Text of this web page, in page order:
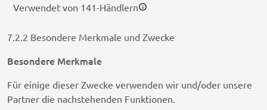
Verwendet von 141-Händlern
7.2.2 Besondere Merkmale und Zwecke
Besondere Merkmale
Für einige dieser Zwecke verwenden wir und/oder unsere
Partner die nachstehenden Funktionen.